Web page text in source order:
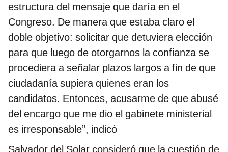
estructura del mensaje que daría en el
Congreso. De manera que estaba claro el
doble objetivo: solicitar que detuviera elección
para que luego de otorgarnos la confianza se
procediera a señalar plazos largos a fin de que
ciudadanía supiera quienes eran los
candidatos. Entonces, acusarme de que abusé
del encargo que me dio el gabinete ministerial
es irresponsable”, indicó
Salvador del Solar consideró que la cuestión de